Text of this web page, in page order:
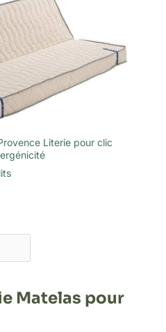
Literie pour clic
Matelas pour